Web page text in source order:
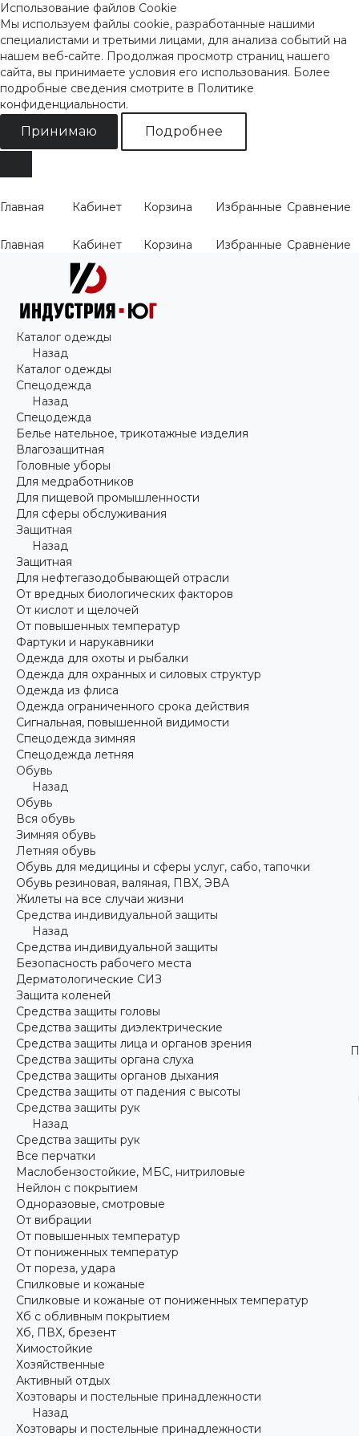
Использование файлов Cookie
Мы используем файлы cookie, разработанные нашими
специалистами и третьими лицами, для анализа событий на
нашем веб-сайте. Продолжая просмотр страниц нашего
сайта, вы принимаете условия его использования. Более
подробные сведения смотрите в Политике
конфиденциальности.
Принимаю Подробнее
Главная Кабинет Корзина Избранные Сравнение
Главная Кабинет Корзина Избранные Сравнение
Каталог одежды
Назад
Каталог одежды
Спецодежда
Назад
Спецодежда
Белье нательное, трикотажные изделия
Влагозащитная
Головные уборы
Для медработников
Для пищевой промышленности
Для сферы обслуживания
Защитная
Назад
Защитная
Для нефтегазодобывающей отрасли
От вредных биологических факторов
От кислот и щелочей
От повышенных температур
Фартуки и нарукавники
Одежда для охоты и рыбалки
Одежда для охранных и силовых структур
Одежда из флиса
Одежда ограниченного срока действия
Сигнальная, повышенной видимости
Спецодежда зимняя
Спецодежда летняя
Обувь
Назад
Обувь
Вся обувь
Зимняя обувь
Летняя обувь
Обувь для медицины и сферы услуг, сабо, тапочки
Обувь резиновая, валяная, ПВХ, ЭВА
Жилеты на все случаи жизни
Средства индивидуальной защиты
Назад
Средства индивидуальной защиты
Безопасность рабочего места
Дерматологические СИЗ
Защита коленей
Средства защиты головы
Средства защиты диэлектрические
Средства защиты лица и органов зрения
Средства защиты органа слуха
Средства защиты органов дыхания
Средства защиты от падения с высоты
Средства защиты рук
Назад
Средства защиты рук
Все перчатки
Маслобензостойкие, МБС, нитриловые
Нейлон с покрытием
Одноразовые, смотровые
От вибрации
От повышенных температур
От пониженных температур
От пореза, удара
Спилковые и кожаные
Спилковые и кожаные от пониженных температур
Хб с обливным покрытием
Хб, ПВХ, брезент
Химостойкие
Хозяйственные
Активный отдых
Хозтовары и постельные принадлежности
Назад
Хозтовары и постельные принадлежности